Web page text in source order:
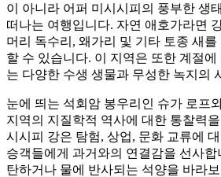
이 아니라 어퍼 미시시피의 풍부한 생
떠나는 여행입니다. 자연 애호가라면
머리 독수리, 왜가리 및 기타 토종 새
할 수 있습니다. 이 지역은 또한 계절
는 다양한 수생 생물과 무성한 녹지의
눈에 띄는 석회암 봉우리인 슈가 로프
지역의 지질학적 역사에 대한 통찰력
시시피 강은 탐험, 상업, 문화 교류에
승객들에게 과거와의 연결감을 선사
탄하거나 물에 반사되는 석양을 바라